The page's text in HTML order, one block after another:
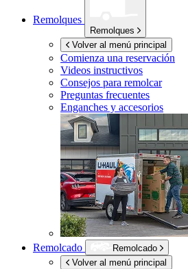
Remolques
Remolques
Volver al menú principal
Comienza una reservación
Videos instructivos
Consejos para remolcar
Preguntas frecuentes
Enganches y accesorios
Remolcado
Remolcado
Volver al menú principal